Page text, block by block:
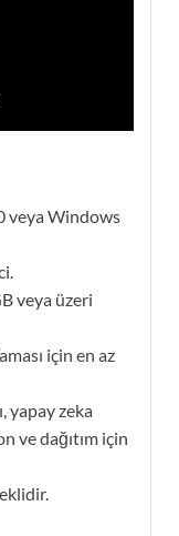
veya Windows
veya üzeri
için en az
yapay zeka
ve dağıtım için